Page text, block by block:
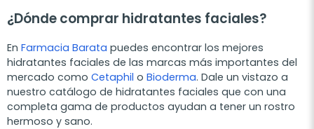
¿Dónde comprar hidratantes faciales?
En Farmacia Barata puedes encontrar los mejores
hidratantes faciales de las marcas más importantes del
mercado como Cetaphil o Bioderma. Dale un vistazo a
nuestro catálogo de hidratantes faciales que con una
completa gama de productos ayudan a tener un rostro
hermoso y sano.